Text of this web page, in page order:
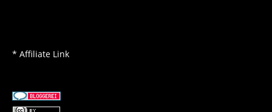
* Affiliate Link